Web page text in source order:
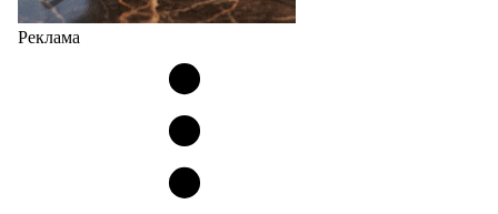
Реклама